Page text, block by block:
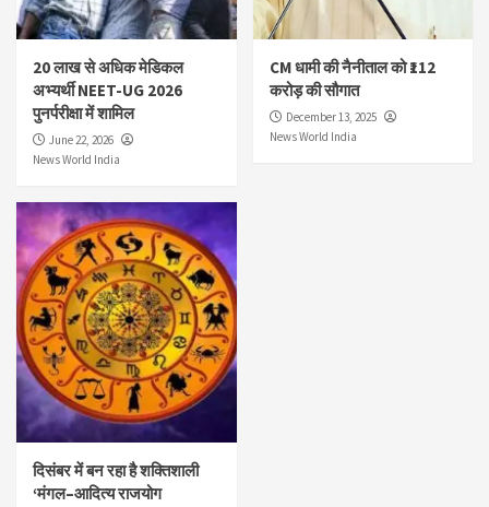
20 लाख से अधिक मेडिकल
अभ्यर्थी NEET-UG 2026
पुनर्परीक्षा में शामिल
June 22, 2026
News World India
CM धामी की नैनीताल को ₹112
करोड़ की सौगात
December 13, 2025
News World India
दिसंबर में बन रहा है शक्तिशाली
‘मंगल–आदित्य राजयोग